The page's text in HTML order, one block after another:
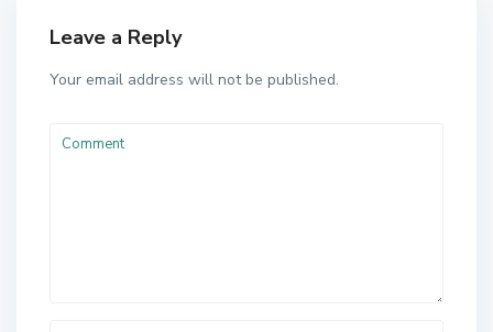
Leave a Reply
Your email address will not be published.